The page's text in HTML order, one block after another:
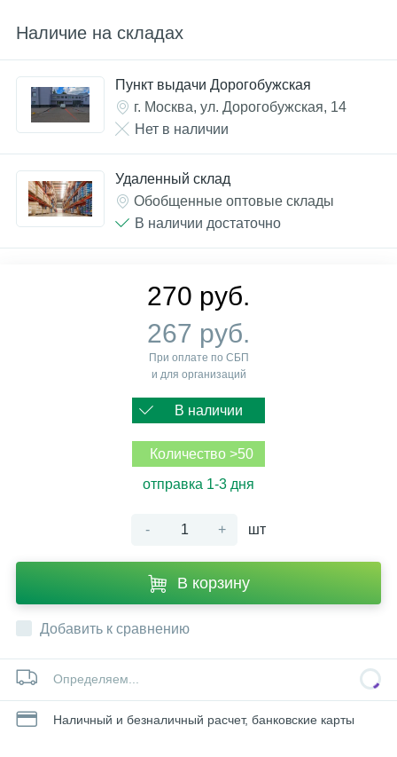
Наличие на складах
Пункт выдачи Дорогобужская
г. Москва, ул. Дорогобужская, 14
Нет в наличии
Удаленный склад
Обобщенные оптовые склады
В наличии достаточно
270 руб.
267 руб.
При оплате по СБП
и для организаций
В наличии
Количество >50
отправка 1-3 дня
- + шт
В корзину
Добавить к сравнению
Определяем...
Наличный и безналичный расчет, банковские карты